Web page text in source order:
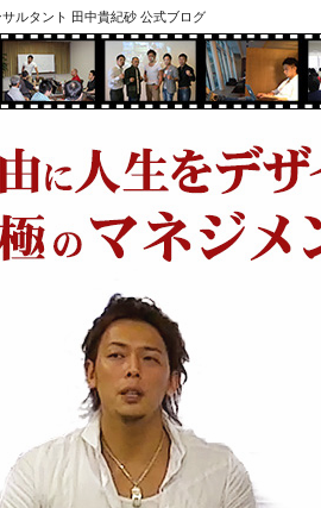
ルタント 田中貴紀砂 公式ブログ